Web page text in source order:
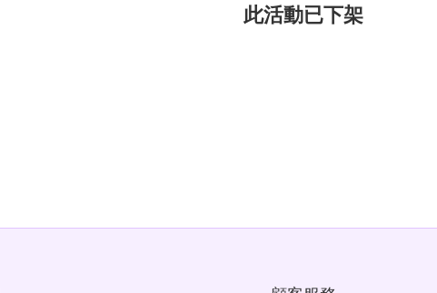
此活動已下架